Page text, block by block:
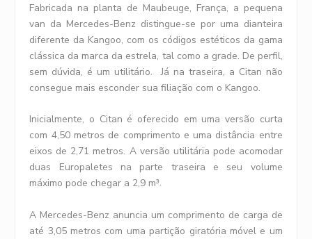
Fabricada na planta de Maubeuge, França, a pequena
van da Mercedes-Benz distingue-se por uma dianteira
diferente da Kangoo, com os códigos estéticos da gama
clássica da marca da estrela, tal como a grade. De perfil,
sem dúvida, é um utilitário. Já na traseira, a Citan não
consegue mais esconder sua filiação com o Kangoo.
Inicialmente, o Citan é oferecido em uma versão curta
com 4,50 metros de comprimento e uma distância entre
eixos de 2,71 metros. A versão utilitária pode acomodar
duas Europaletes na parte traseira e seu volume
máximo pode chegar a 2,9 m³.
A Mercedes-Benz anuncia um comprimento de carga de
até 3,05 metros com uma partição giratória móvel e um